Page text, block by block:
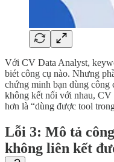
Với CV Data Analyst,
biét công cụ nào. Nhưng
chứng minh bạn dùng công
không kết nối với nhau, CV
hơn là “dùng được tool
Lỗi 3: Mô tả
không liên kết